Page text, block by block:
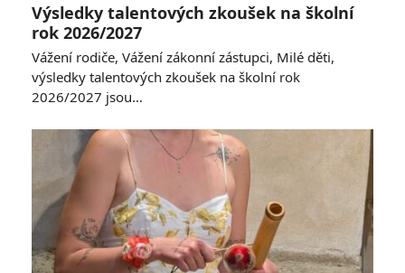
Výsledky talentových zkoušek na školní
rok 2026/2027
Vážení rodiče, Vážení zákonní zástupci, Milé děti,
výsledky talentových zkoušek na školní rok
2026/2027 jsou…